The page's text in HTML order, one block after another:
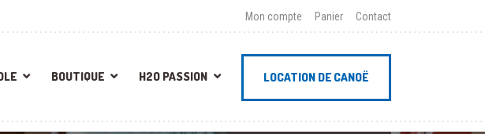
Mon compte Panier Contact
BOUTIQUE H2O PASSION LOCATION DE CANOË